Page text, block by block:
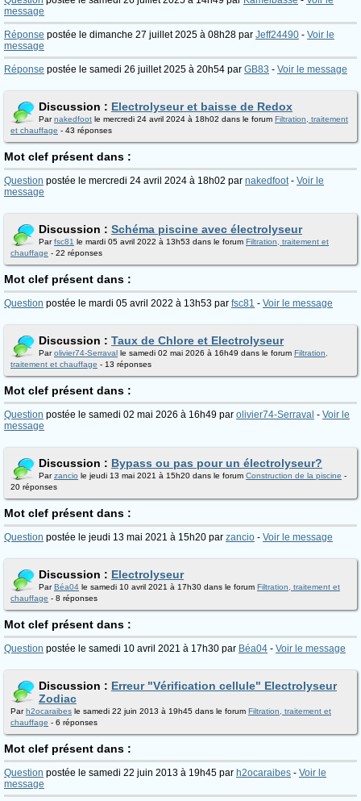
message
Réponse postée le dimanche 27 juillet 2025 à 08h28 par Jeff24490 - Voir le
message
Réponse postée le samedi 26 juillet 2025 à 20h54 par GB83 - Voir le message
Discussion : Electrolyseur et baisse de Redox
Parnakedfoot le mercredi 24 avril 2024 à 18h02 dans le forum Filtration, traitement
et chauffage - 43 réponses
Mot clef présent dans :
Question postée le mercredi 24 avril 2024 à 18h02 par nakedfoot- Voir le
message
Discussion : Schéma piscine avec électrolyseur
Parfsc81 le mardi 05 avril 2022 à 13h53 dans le forum Filtration, traitement et
chauffage - 22 réponses
Mot clef présent dans :
Question postée le mardi 05 avril 2022 à 13h53 par fsc81 - Voir le message
Discussion : Taux de Chlore et Electrolyseur
Parolivier74-Serraval le samedi 02 mai 2026 à 16h49 dans le forum Filtration,
traitement et chauffage - 13 réponses
Mot clef présent dans :
Question postée le samedi 02 mai 2026 à 16h49 par olivier74-Serraval - Voir le
message
Discussion : Bypass ou pas pour un électrolyseur?
Parzancio le jeudi 13 mai 2021 à 15h20 dans le forum Construction de la piscine -
20 réponses
Mot clef présent dans :
Question postée le jeudi 13 mai 2021 à 15h20 par zancio - Voir le message
Discussion : Electrolyseur
ParBéa04 le samedi 10 avril 2021 à 17h30 dans le forum Filtration, traitement et
chauffage - 8 réponses
Mot clef présent dans :
Question postée le samedi 10 avril 2021 à 17h30 par Béa04 - Voir le message
Discussion : Erreur "Vérification cellule" Electrolyseur
Zodiac
Parh2ocaraibes le samedi 22 juin 2013 à 19h45 dans le forum Filtration, traitement et
chauffage - 6 réponses
Mot clef présent dans :
Question postée le samedi 22 juin 2013 à 19h45 par h2ocaraibes - Voir le
message